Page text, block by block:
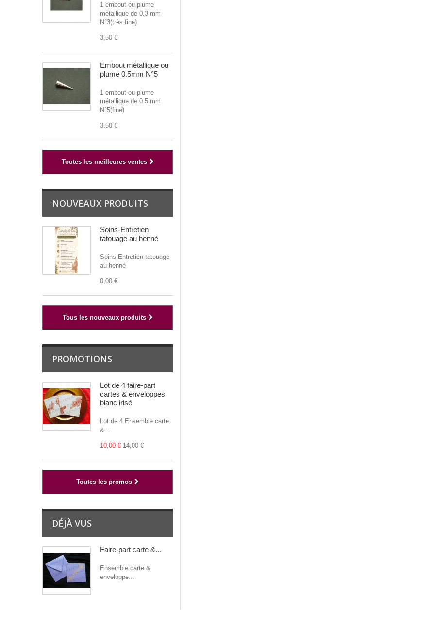
1 embout ou plume
métallique de 0.3 mm
N°3(très fine)
3,50 €
Embout métallique ou
plume 0.5mm N°5
1 embout ou plume
métallique de 0.5 mm
N°5(fine)
3,50 €
Toutes les meilleures ventes
NOUVEAUX PRODUITS
Soins-Entretien
tatouage au henné
Soins-Entretien tatouage
au henné
0,00 €
Tous les nouveaux produits
PROMOTIONS
Lot de 4 faire-part
cartes & enveloppes
blanc irisé
Lot de 4 Ensemble carte
&...
10,00 € 14,00 €
Toutes les promos
DÉJÀ VUS
Faire-part carte &...
Ensemble carte &
enveloppe...